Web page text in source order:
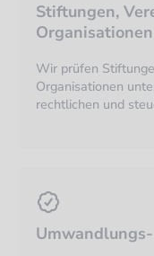
Stiftungen,
Organisationen
Wir prüfen
Organisationen
rechtlichen und